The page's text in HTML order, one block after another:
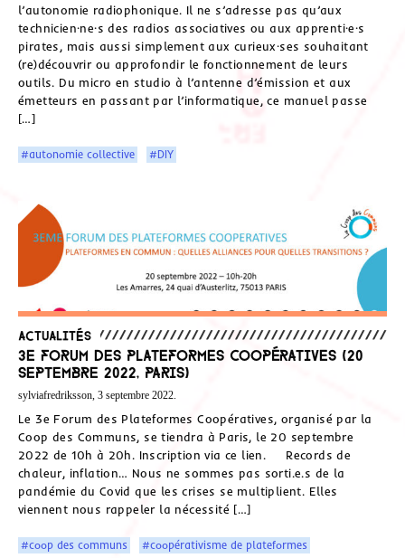
l’autonomie radiophonique. Il ne s’adresse pas qu’aux
technicien·ne·s des radios associatives ou aux apprenti·e·s
pirates, mais aussi simplement aux curieux·ses souhaitant
(re)découvrir ou approfondir le fonctionnement de leurs
outils. Du micro en studio à l’antenne d’émission et aux
émetteurs en passant par l’informatique, ce manuel passe
[…]
#autonomie collective #DIY
Actualités
3e Forum des Plateformes Coopératives (20
septembre 2022, Paris)
sylviafredriksson, 3 septembre 2022.
Le 3e Forum des Plateformes Coopératives, organisé par la
Coop des Communs, se tiendra à Paris, le 20 septembre
2022 de 10h à 20h. Inscription via ce lien. Records de
chaleur, inflation… Nous ne sommes pas sorti.e.s de la
pandémie du Covid que les crises se multiplient. Elles
viennent nous rappeler la nécessité […]
#coop des communs #coopérativisme de plateformes